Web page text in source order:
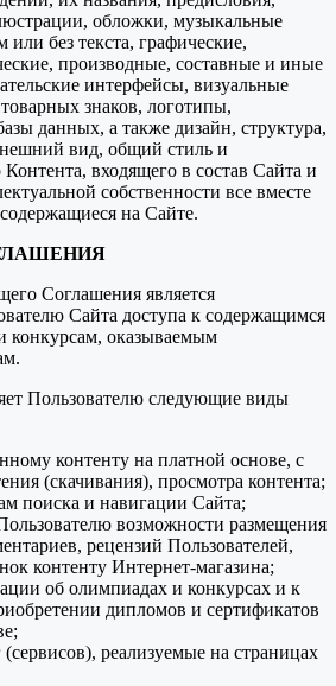
обложки, музыкальные
или без текста, графические,
производные, составные и иные
интерфейсы, визуальные
знаков, логотипы,
данных, а также дизайн, структура,
вид, общий стиль и
входящего в состав Сайта и
собственности все вместе
на Сайте.
Соглашения является
Сайта доступа к содержащимся
конкурсам, оказываемым
Пользователю следующие виды
контенту на платной основе, с
(скачивания), просмотра контента;
поиска и навигации Сайта;
возможности размещения
рецензий Пользователей,
контенту Интернет-магазина;
об олимпиадах и конкурсах и к
дипломов и сертификатов
реализуемые на страницах